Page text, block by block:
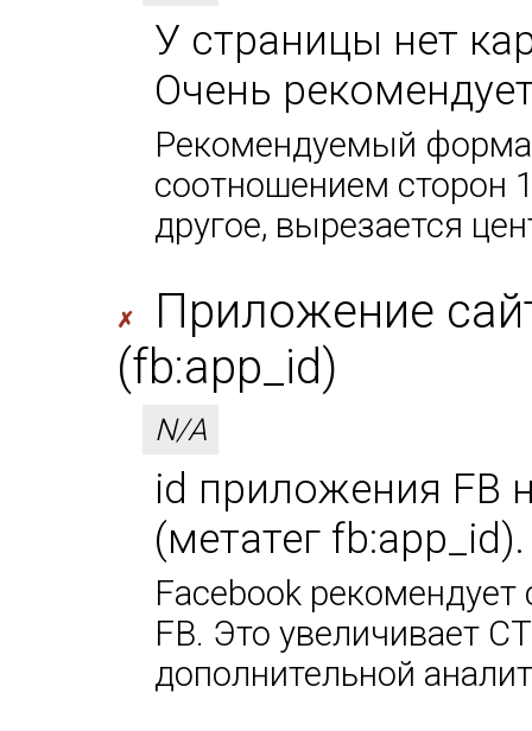
У страницы нет
Очень
Рекомендуемый
соотношением сторон
другое, вырезается
✗
Приложение
(fb:app_id)
N/A
id приложения FB
(метатег
Facebook
FB. Это увеличивает
дополнительной